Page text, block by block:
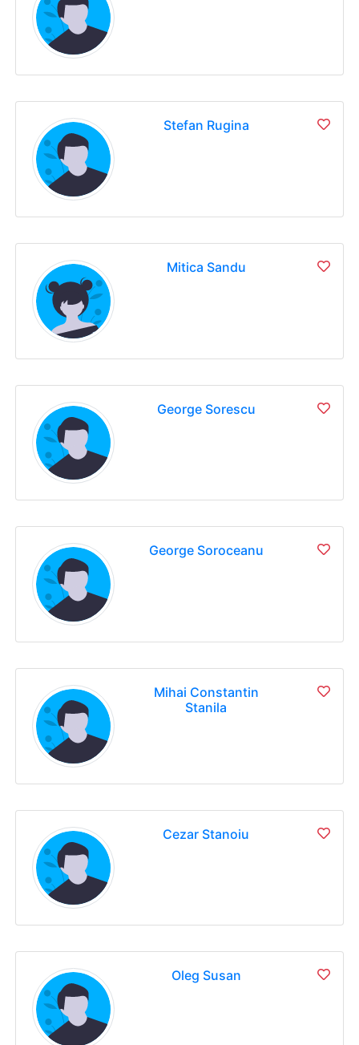
Stefan Rugina
Mitica Sandu
George Sorescu
George Soroceanu
Mihai Constantin
Stanila
Cezar Stanoiu
Oleg Susan